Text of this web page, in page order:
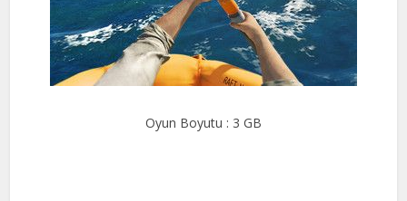
Oyun Boyutu : 3 GB